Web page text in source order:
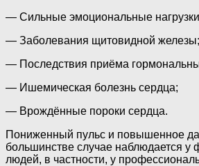
— Сильные эмоциональные
— Заболевания щитовидной железы;
— Последствия приёма
— Ишемическая болезнь сердца;
— Врождённые пороки сердца.
Пониженный пульс и повышенное
большинстве случае наблюдается у
людей, в частности, у